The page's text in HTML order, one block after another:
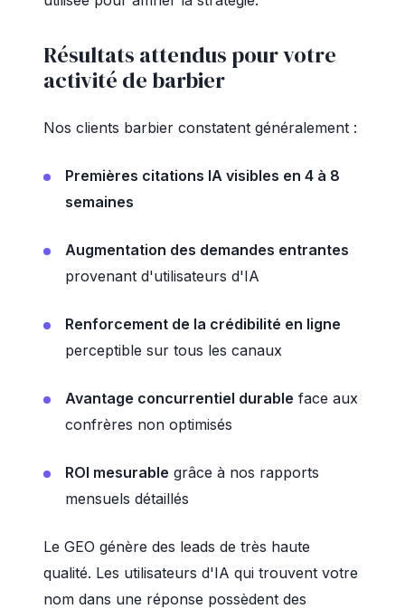
Résultats attendus pour votre
activité de barbier
Nos clients barbier constatent généralement :
Premières citations IA visibles en 4 à 8
semaines
Augmentation des demandes entrantes
provenant d'utilisateurs d'IA
Renforcement de la crédibilité en ligne
perceptible sur tous les canaux
Avantage concurrentiel durable face aux
confrères non optimisés
ROI mesurable grâce à nos rapports
mensuels détaillés
Le GEO génère des leads de très haute
qualité. Les utilisateurs d'IA qui trouvent votre
nom dans une réponse possèdent des